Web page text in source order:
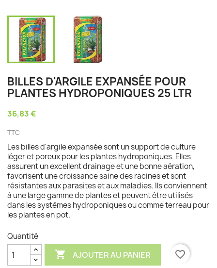
BILLES D'ARGILE EXPANSÉE POUR
PLANTES HYDROPONIQUES 25 LTR
36,83 €
TTC
Les billes d'argile expansée sont un support de culture
léger et poreux pour les plantes hydroponiques. Elles
assurent un excellent drainage et une bonne aération,
favorisent une croissance saine des racines et sont
résistantes aux parasites et aux maladies. Ils conviennent
à une large gamme de plantes et peuvent être utilisés
dans les systèmes hydroponiques ou comme terreau pour
les plantes en pot.
Quantité
 AJOUTER AU PANIER
favorite_border